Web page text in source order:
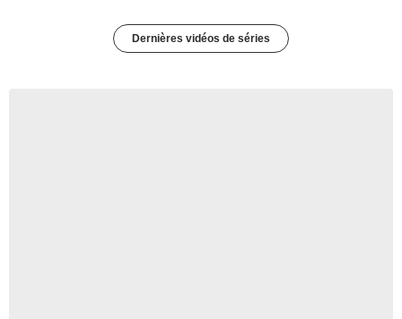
Dernières vidéos de séries